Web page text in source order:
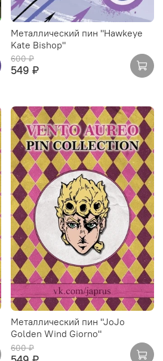
Металлический пин "Hawkeye
Kate Bishop"
600 ₽
549 ₽
Металлический пин "JoJo
Golden Wind Giorno"
600 ₽